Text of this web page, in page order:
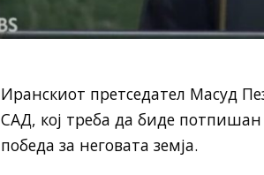
Иранскиот претседател Масуд
САД, кој треба да биде
победа за неговата земја.